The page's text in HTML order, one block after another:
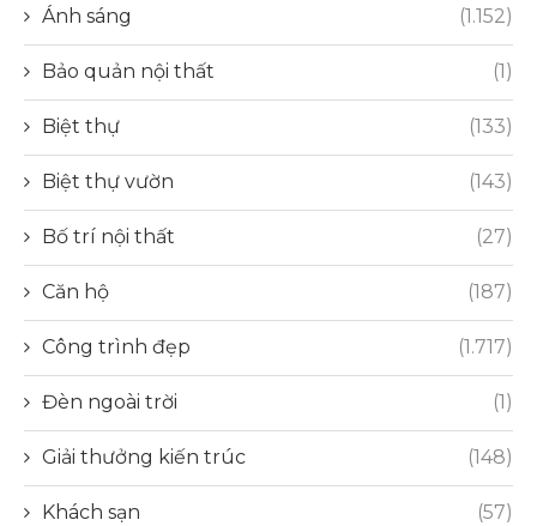
Ánh sáng (1.152)
Bảo quản nội thất (1)
Biệt thự (133)
Biệt thự vườn (143)
Bố trí nội thất (27)
Căn hộ (187)
Công trình đẹp (1.717)
Đèn ngoài trời (1)
Giải thưởng kiến trúc (148)
Khách sạn (57)